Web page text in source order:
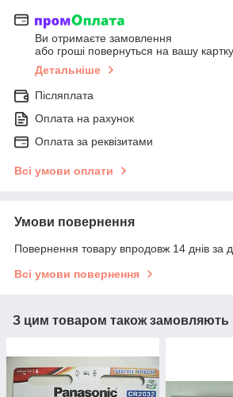
Ви отримаєте замовлення
або гроші повернуться на вашу картку
Детальніше
Післяплата
Оплата на рахунок
Оплата за реквізитами
Всі умови оплати
Умови повернення
Повернення товару впродовж 14 днів за
Всі умови повернення
З цим товаром також замовляють